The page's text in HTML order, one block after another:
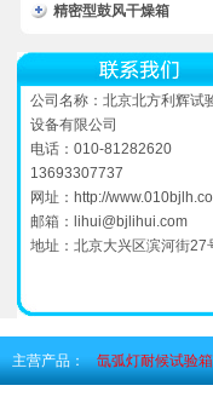
精密型鼓风干燥箱
公司名称：北京北方利辉试
设备有限公司
电话：010-81282620
13693307737
网址： http://
邮箱： lihui@bjlihui.com
地址：北京大兴区滨河街27
主营产品： 氙弧灯耐候试验